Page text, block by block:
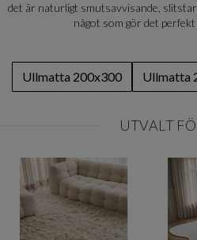
det är naturligt smutsavvisande,
något som gör det
Ullmatta 200x300 Ullmatta
UTVALT